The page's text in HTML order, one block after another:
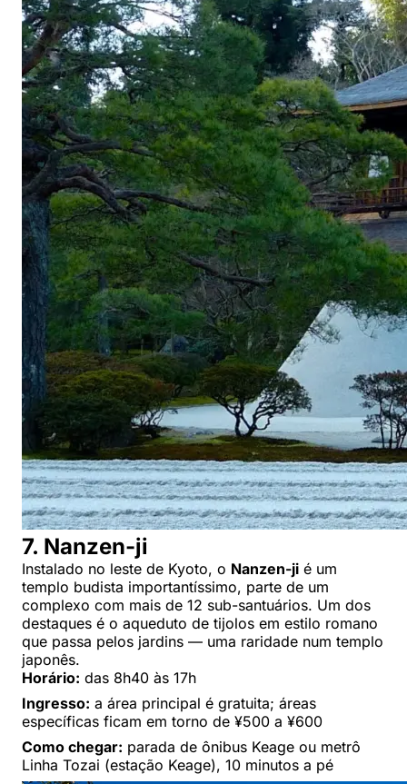
7. Nanzen-ji
Instalado no leste de Kyoto, o Nanzen-ji é um
templo budista importantíssimo, parte de um
complexo com mais de 12 sub-santuários. Um dos
destaques é o aqueduto de tijolos em estilo romano
que passa pelos jardins — uma raridade num templo
japonês.
Horário: das 8h40 às 17h
Ingresso: a área principal é gratuita; áreas
específicas ficam em torno de ¥500 a ¥600
Como chegar: parada de ônibus Keage ou metrô
Linha Tozai (estação Keage), 10 minutos a pé